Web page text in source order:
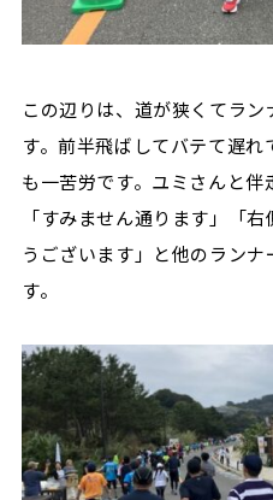
この辺りは、道が狭くてラ
す。前半飛ばしてバテて遅
も一苦労です。ユミさんと
「すみません通ります」「
うございます」と他のラン
す。